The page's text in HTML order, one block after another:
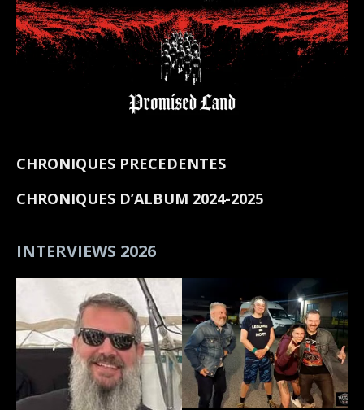
CHRONIQUES PRECEDENTES
CHRONIQUES D’ALBUM 2024-2025
INTERVIEWS 2026